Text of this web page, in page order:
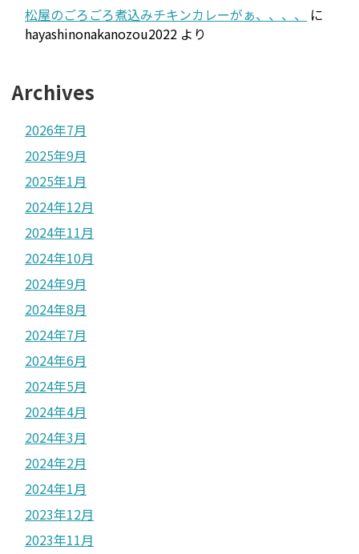
松屋のごろごろ煮込みチキンカレーがぁ、、、、
に
hayashinonakanozou2022 より
Archives
2026年7月
2025年9月
2025年1月
2024年12月
2024年11月
2024年10月
2024年9月
2024年8月
2024年7月
2024年6月
2024年5月
2024年4月
2024年3月
2024年2月
2024年1月
2023年12月
2023年11月